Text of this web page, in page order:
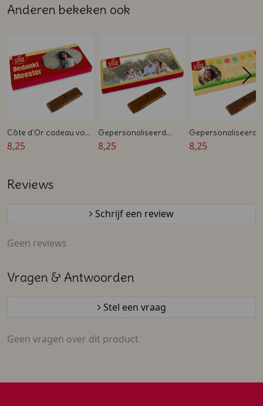
Anderen bekeken ook
Côte d'Or cadeau voor
Juf of Meester
8,25
Gepersonaliseerd
Côte d'Or Vaderdag
8,25
Gepersonaliseerde
Côte d'Or voor
8,25
Reviews
Schrijf een review
Geen reviews
Vragen & Antwoorden
Stel een vraag
Geen vragen over dit product